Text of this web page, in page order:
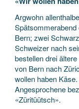
Argwohn
Spätsommerabend
Bern; zwei
Schweizer nach
bestellen drei
von Bern nach
wollen haben
Angesprochene
«Züritüütsch».